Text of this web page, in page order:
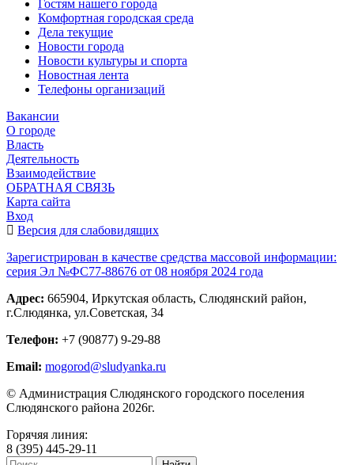
Гостям нашего города
Комфортная городская среда
Дела текущие
Новости города
Новости культуры и спорта
Новостная лента
Телефоны организаций
Вакансии
О городе
Власть
Деятельность
Взаимодействие
ОБРАТНАЯ СВЯЗЬ
Карта сайта
Вход
Версия для слабовидящих
Зарегистрирован в качестве средства массовой информации:
серия Эл №ФС77-88676 от 08 ноября 2024 года
Адрес: 665904, Иркутская область, Слюдянский район,
г.Слюдянка, ул.Советская, 34
Телефон: +7 (90877) 9-29-88
Email: mogorod@sludyanka.ru
© Администрация Слюдянского городского поселения
Слюдянского района 2026г.
Горячяя линия:
8 (395) 445-29-11